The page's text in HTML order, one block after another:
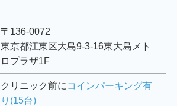
〒136-0072
東京都江東区大島9-3-16東大島メト
ロプラザ1F
クリニック前に コインパーキング有
り(15台)